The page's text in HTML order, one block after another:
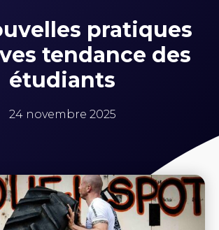
pratiques
tendance des
étudiants
24 novembre 2025